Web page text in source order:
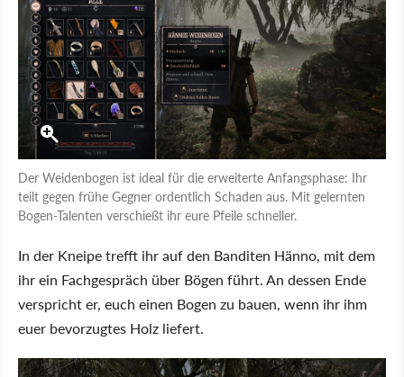
Der Weidenbogen ist ideal für die erweiterte Anfangsphase: Ihr
teilt gegen frühe Gegner ordentlich Schaden aus. Mit gelernten
Bogen-Talenten verschießt ihr eure Pfeile schneller.
In der Kneipe trefft ihr auf den Banditen Hänno, mit dem
ihr ein Fachgespräch über Bögen führt. An dessen Ende
verspricht er, euch einen Bogen zu bauen, wenn ihr ihm
euer bevorzugtes Holz liefert.